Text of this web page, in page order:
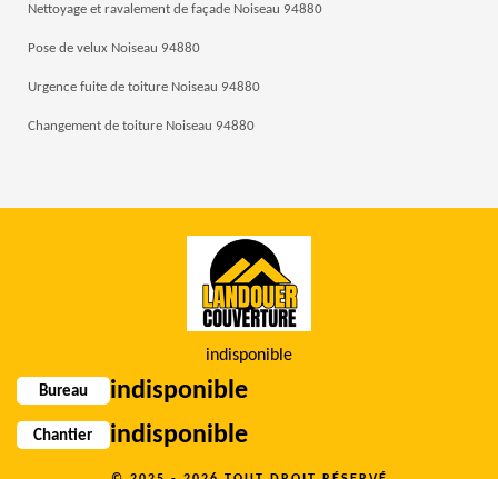
Nettoyage et ravalement de façade Noiseau 94880
Pose de velux Noiseau 94880
Urgence fuite de toiture Noiseau 94880
Changement de toiture Noiseau 94880
indisponible
Bureau indisponible
Chantier indisponible